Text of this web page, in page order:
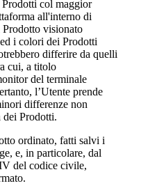
Prodotti col maggior
all'interno di
Prodotto visionato
i colori dei Prodotti
differire da quelli
cui, a titolo
del terminale
l’Utente prende
differenze non
Prodotti.
ordinato, fatti salvi i
e, in particolare, dal
del codice civile,